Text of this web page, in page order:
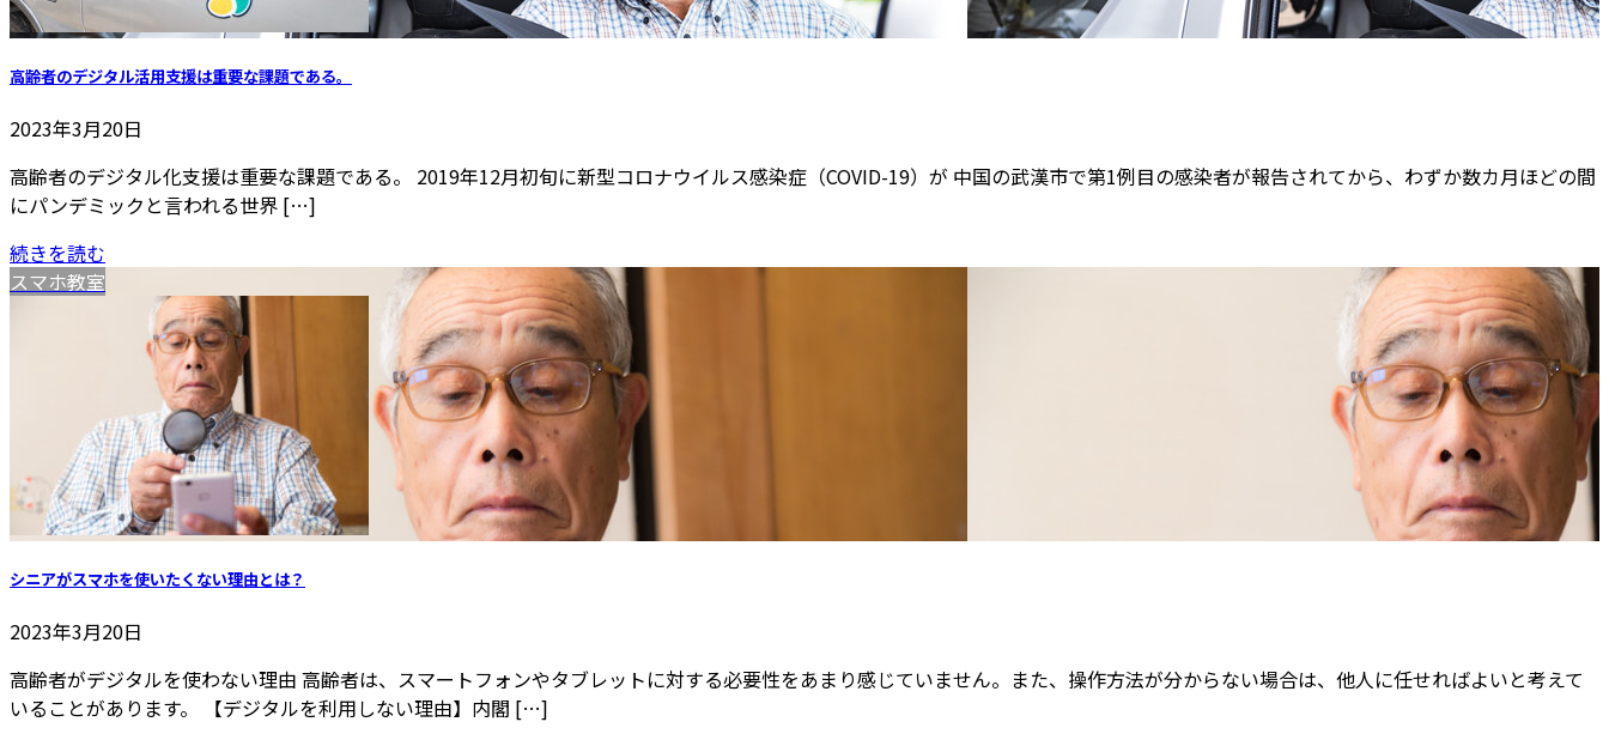
高齢者のデジタル活用支援は重要な課題である。
2023年3月20日
高齢者のデジタル化支援は重要な課題である。 2019年12月初旬に新型コロナウイルス感染症（COVID-19）が 中国の武漢市で第1例目の感染者が報告されてから、わずか数カ月ほどの間
にパンデミックと言われる世界 […]
続きを読む
スマホ教室
シニアがスマホを使いたくない理由とは？
2023年3月20日
高齢者がデジタルを使わない理由 高齢者は、スマートフォンやタブレットに対する必要性をあまり感じていません。また、操作方法が分からない場合は、他人に任せればよいと考えて
いることがあります。 【デジタルを利用しない理由】内閣 […]